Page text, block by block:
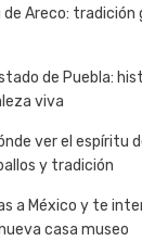
de Areco: tradición
de Puebla:
viva
ver el espíritu
y tradición
a México y te
casa museo